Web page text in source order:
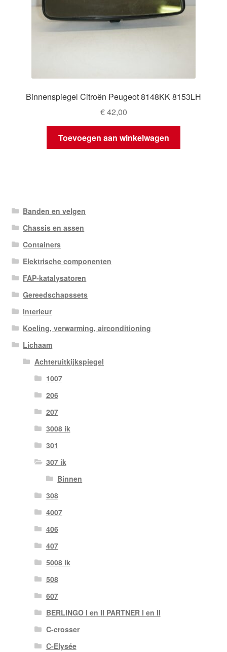
Binnenspiegel Citroën Peugeot 8148KK 8153LH
€42,00
Toevoegen aan winkelwagen
Banden en velgen
Chassis en assen
Containers
Elektrische componenten
FAP-katalysatoren
Gereedschapssets
Interieur
Koeling, verwarming, airconditioning
Lichaam
Achteruitkijkspiegel
1007
206
207
3008 ik
301
307 ik
Binnen
308
4007
406
407
5008 ik
508
607
BERLINGO I en II PARTNER I en II
C-crosser
C-Elysée